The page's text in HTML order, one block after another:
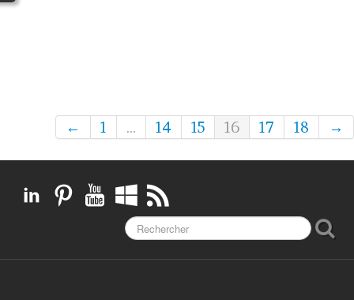
← 1 ... 14 15 16 17 18 →